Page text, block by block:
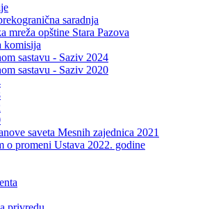
saradnja
mreža opštine Stara Pazova
komisija
sastavu - Saziv 2024
sastavu - Saziv 2020
saveta Mesnih zajednica 2021
o promeni Ustava 2022. godine